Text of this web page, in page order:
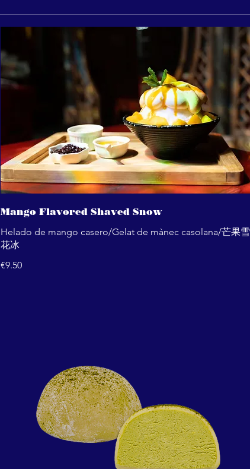
Mango Flavored Shaved Snow
Helado de mango casero/Gelat de mànec casolana/芒果雪
花冰
€9.50